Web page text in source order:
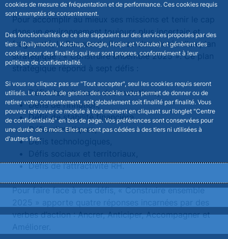
cookies de mesure de fréquentation et de performance. Ces cookies requis
sont exemptés de consentement.
Des fonctionnalités de ce site s’appuient sur des services proposés par des
tiers (Dailymotion, Katchup, Google, Hotjar et Youtube) et génèrent des
cookies pour des finalités qui leur sont propres, conformément à leur
politique de confidentialité.
Si vous ne cliquez pas sur "Tout accepter", seul les cookies requis seront
utilisés. Le module de gestion des cookies vous permet de donner ou de
retirer votre consentement, soit globalement soit finalité par finalité. Vous
pouvez retrouver ce module à tout moment en cliquant sur l’onglet "Centre
de confidentialité" en bas de page. Vos préférences sont conservées pour
une durée de 6 mois. Elles ne sont pas cédées à des tiers ni utilisées à
d'autres fins.
Pour accomplir au mieux ses missions et tenir le cap
dans un environnement toujours plus incertain et
fragmenté, la Banque de France s’est dotée d’un plan
stratégique : « Construire ensemble 2025 ». Ce plan
stratégique répond à sept défis :
Défis des chocs et des mutations,
Défis de l’inflation,
Défis de stabilité financière,
Défis climatiques,
Défis technologiques,
Défis de l’attractivité RH.
Pour faire face à ces défis, « Construire ensemble
verbes d’action : Ancrer, Anticiper, Accompagner et